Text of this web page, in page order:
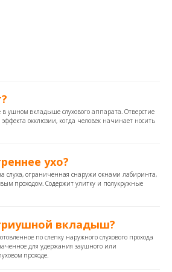
в ушном вкладыше слухового аппарата. Отверстие
окклюзии, когда человек начинает носить
ухо?
слуха, ограниченная снаружи окнами лабиринта,
проходом. Содержит улитку и полукружные
вкладыш?
по слепку наружного слухового прохода
для удержания заушного или
проходе.